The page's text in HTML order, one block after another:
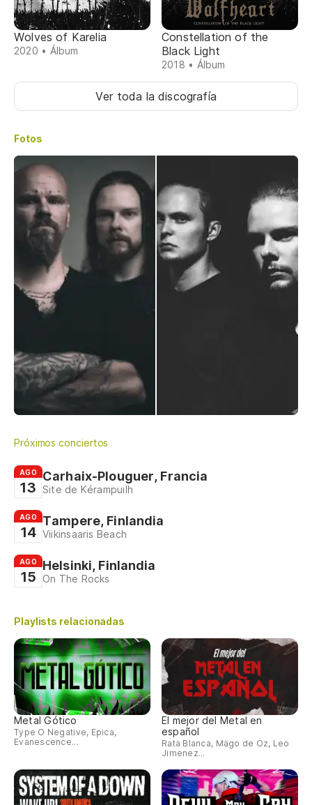
Wolves of Karelia
2020 • Álbum
Constellation of the
Black Light
2018 • Álbum
Ver toda la discografía
Fotos
Próximos conciertos
AGO
13
Carhaix-Plouguer, Francia
Site de Kérampuilh
AGO
14
Tampere, Finlandia
Viikinsaaris Beach
AGO
15
Helsinki, Finlandia
On The Rocks
Playlists relacionadas
Metal Gótico
Type O Negative, Epica,
Evanescence...
El mejor del Metal en
español
Rata Blanca, Mägo de Oz, Leo
Jimenez...